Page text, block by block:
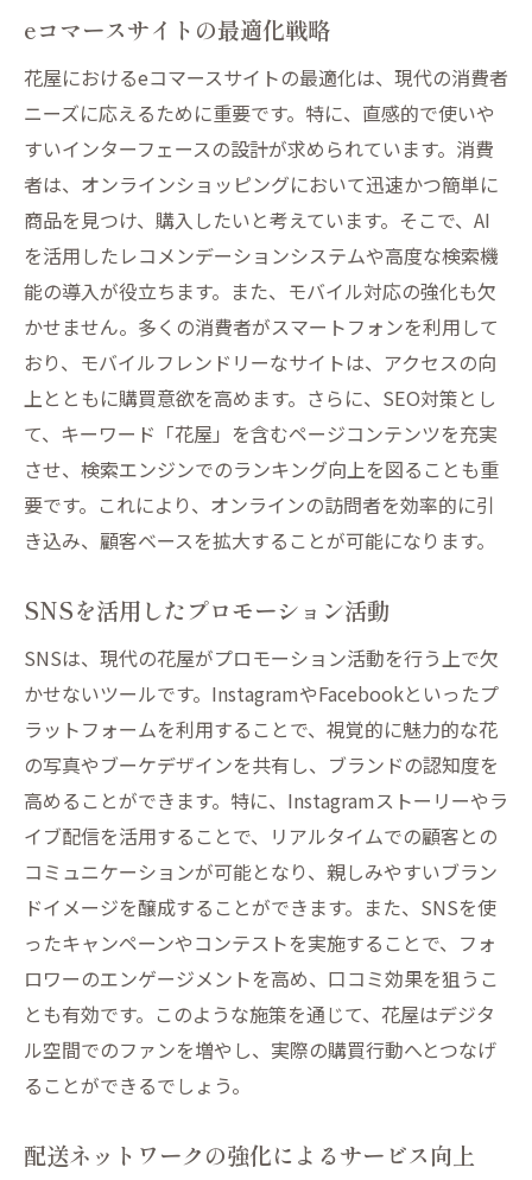
eコマースサイトの最適化戦略
花屋におけるeコマースサイトの最適化は、現代の消費者
ニーズに応えるために重要です。特に、直感的で使いや
すいインターフェースの設計が求められています。消費
者は、オンラインショッピングにおいて迅速かつ簡単に
商品を見つけ、購入したいと考えています。そこで、AI
を活用したレコメンデーションシステムや高度な検索機
能の導入が役立ちます。また、モバイル対応の強化も欠
かせません。多くの消費者がスマートフォンを利用して
おり、モバイルフレンドリーなサイトは、アクセスの向
上とともに購買意欲を高めます。さらに、SEO対策とし
て、キーワード「花屋」を含むページコンテンツを充実
させ、検索エンジンでのランキング向上を図ることも重
要です。これにより、オンラインの訪問者を効率的に引
き込み、顧客ベースを拡大することが可能になります。
SNSを活用したプロモーション活動
SNSは、現代の花屋がプロモーション活動を行う上で欠
かせないツールです。InstagramやFacebookといったプ
ラットフォームを利用することで、視覚的に魅力的な花
の写真やブーケデザインを共有し、ブランドの認知度を
高めることができます。特に、Instagramストーリーやラ
イブ配信を活用することで、リアルタイムでの顧客との
コミュニケーションが可能となり、親しみやすいブラン
ドイメージを醸成することができます。また、SNSを使
ったキャンペーンやコンテストを実施することで、フォ
ロワーのエンゲージメントを高め、口コミ効果を狙うこ
とも有効です。このような施策を通じて、花屋はデジタ
ル空間でのファンを増やし、実際の購買行動へとつなげ
ることができるでしょう。
配送ネットワークの強化によるサービス向上